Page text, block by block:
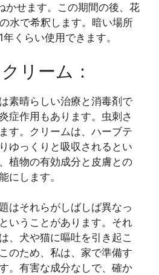
かせます。この期間の後、花
水で希釈します。暗い場所
くらい使用できます。
リーム：
素晴らしい治療と消毒剤で
症作用もあります。虫刺さ
す。クリームは、ハーブテ
ゆっくりと吸収されるとい
植物の有効成分と皮膚との
にします。
はそれらがしばしば異なっ
いうことがあります。それ
、犬や猫に嘔吐を引き起こ
のため、私は、家で準備す
。有害な成分なしで、確か